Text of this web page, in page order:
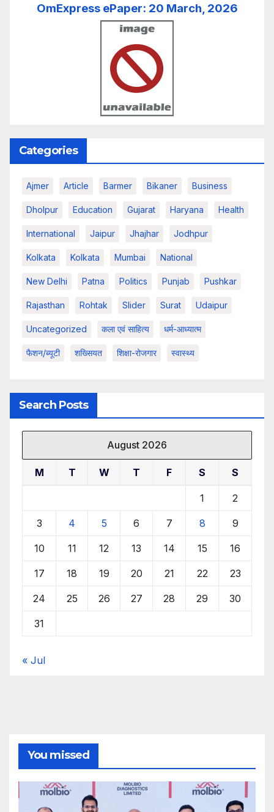
OmExpress ePaper: 20 March, 2026
Categories
Ajmer Article Barmer Bikaner Business
Dholpur Education Gujarat Haryana Health
International Jaipur Jhajhar Jodhpur
Kolkata Kolkata Mumbai National
New Delhi Patna Politics Punjab Pushkar
Rajasthan Rohtak Slider Surat Udaipur
Uncategorized कला एवं साहित्य धर्म-आध्यात्म
फैशन/ब्यूटी शख्सियत शिक्षा-रोजगार स्वास्थ्य
Search Posts
August 2026
M T W T F S S
1 2
3 4 5 6 7 8 9
10 11 12 13 14 15 16
17 18 19 20 21 22 23
24 25 26 27 28 29 30
31
« Jul
You missed